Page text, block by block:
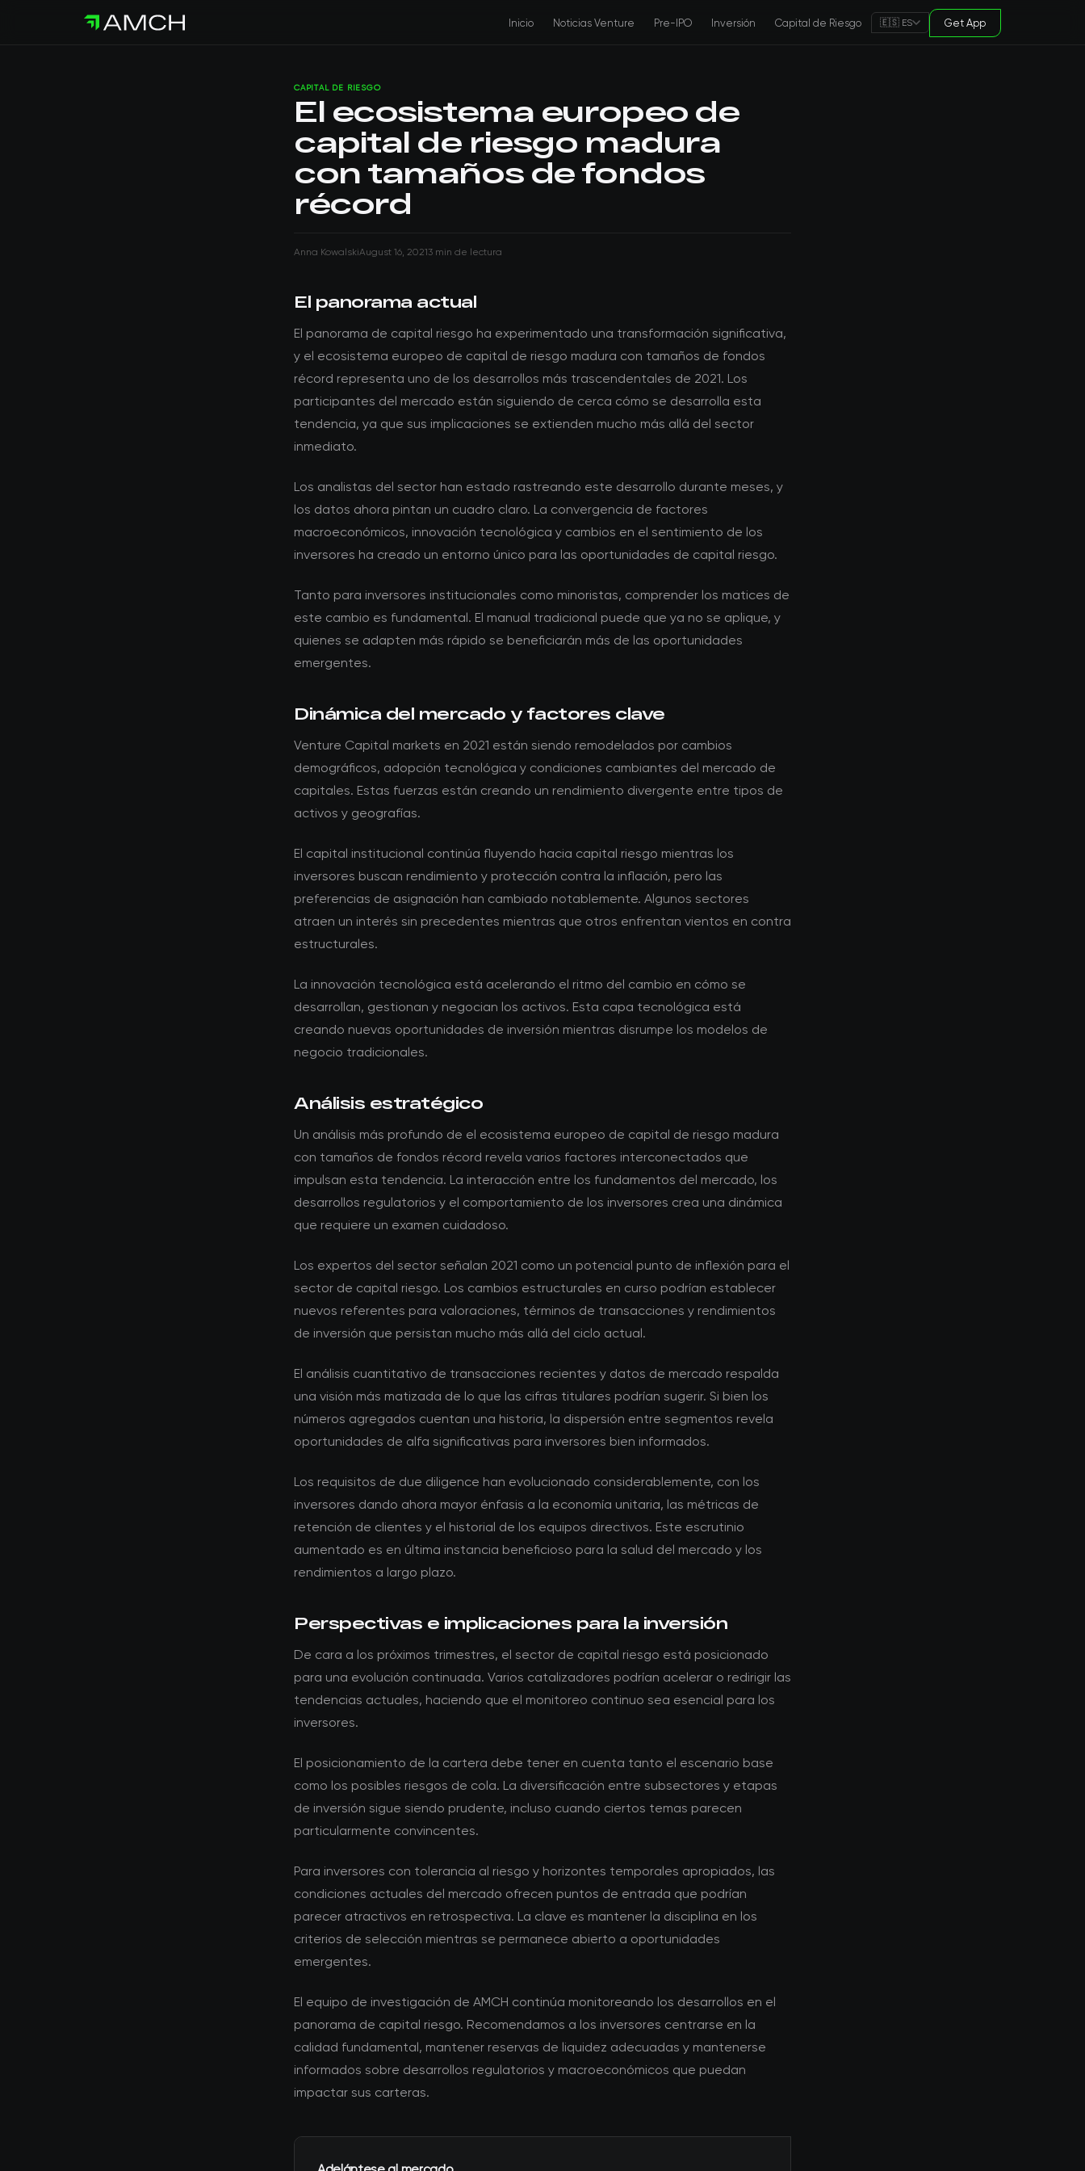
Inicio Noticias Venture Pre-IPO Inversión Capital de Riesgo 🇪🇸 ES Get App
CAPITAL DE RIESGO
El ecosistema europeo de
capital de riesgo madura
con tamaños de fondos
récord
Anna KowalskiAugust 16, 20213 min de lectura
El panorama actual
El panorama de capital riesgo ha experimentado una transformación significativa,
y el ecosistema europeo de capital de riesgo madura con tamaños de fondos
récord representa uno de los desarrollos más trascendentales de 2021. Los
participantes del mercado están siguiendo de cerca cómo se desarrolla esta
tendencia, ya que sus implicaciones se extienden mucho más allá del sector
inmediato.
Los analistas del sector han estado rastreando este desarrollo durante meses, y
los datos ahora pintan un cuadro claro. La convergencia de factores
macroeconómicos, innovación tecnológica y cambios en el sentimiento de los
inversores ha creado un entorno único para las oportunidades de capital riesgo.
Tanto para inversores institucionales como minoristas, comprender los matices de
este cambio es fundamental. El manual tradicional puede que ya no se aplique, y
quienes se adapten más rápido se beneficiarán más de las oportunidades
emergentes.
Dinámica del mercado y factores clave
Venture Capital markets en 2021 están siendo remodelados por cambios
demográficos, adopción tecnológica y condiciones cambiantes del mercado de
capitales. Estas fuerzas están creando un rendimiento divergente entre tipos de
activos y geografías.
El capital institucional continúa fluyendo hacia capital riesgo mientras los
inversores buscan rendimiento y protección contra la inflación, pero las
preferencias de asignación han cambiado notablemente. Algunos sectores
atraen un interés sin precedentes mientras que otros enfrentan vientos en contra
estructurales.
La innovación tecnológica está acelerando el ritmo del cambio en cómo se
desarrollan, gestionan y negocian los activos. Esta capa tecnológica está
creando nuevas oportunidades de inversión mientras disrumpe los modelos de
negocio tradicionales.
Análisis estratégico
Un análisis más profundo de el ecosistema europeo de capital de riesgo madura
con tamaños de fondos récord revela varios factores interconectados que
impulsan esta tendencia. La interacción entre los fundamentos del mercado, los
desarrollos regulatorios y el comportamiento de los inversores crea una dinámica
que requiere un examen cuidadoso.
Los expertos del sector señalan 2021 como un potencial punto de inflexión para el
sector de capital riesgo. Los cambios estructurales en curso podrían establecer
nuevos referentes para valoraciones, términos de transacciones y rendimientos
de inversión que persistan mucho más allá del ciclo actual.
El análisis cuantitativo de transacciones recientes y datos de mercado respalda
una visión más matizada de lo que las cifras titulares podrían sugerir. Si bien los
números agregados cuentan una historia, la dispersión entre segmentos revela
oportunidades de alfa significativas para inversores bien informados.
Los requisitos de due diligence han evolucionado considerablemente, con los
inversores dando ahora mayor énfasis a la economía unitaria, las métricas de
retención de clientes y el historial de los equipos directivos. Este escrutinio
aumentado es en última instancia beneficioso para la salud del mercado y los
rendimientos a largo plazo.
Perspectivas e implicaciones para la inversión
De cara a los próximos trimestres, el sector de capital riesgo está posicionado
para una evolución continuada. Varios catalizadores podrían acelerar o redirigir las
tendencias actuales, haciendo que el monitoreo continuo sea esencial para los
inversores.
El posicionamiento de la cartera debe tener en cuenta tanto el escenario base
como los posibles riesgos de cola. La diversificación entre subsectores y etapas
de inversión sigue siendo prudente, incluso cuando ciertos temas parecen
particularmente convincentes.
Para inversores con tolerancia al riesgo y horizontes temporales apropiados, las
condiciones actuales del mercado ofrecen puntos de entrada que podrían
parecer atractivos en retrospectiva. La clave es mantener la disciplina en los
criterios de selección mientras se permanece abierto a oportunidades
emergentes.
El equipo de investigación de AMCH continúa monitoreando los desarrollos en el
panorama de capital riesgo. Recomendamos a los inversores centrarse en la
calidad fundamental, mantener reservas de liquidez adecuadas y mantenerse
informados sobre desarrollos regulatorios y macroeconómicos que puedan
impactar sus carteras.